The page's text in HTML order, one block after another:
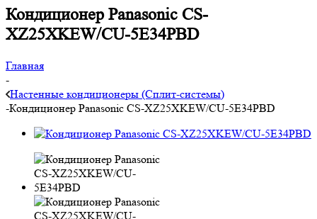
Кондиционер Panasonic CS-
XZ25XKEW/CU-5E34PBD
Главная
-
Настенные кондиционеры (Сплит-системы)
-Кондиционер Panasonic CS-XZ25XKEW/CU-5E34PBD